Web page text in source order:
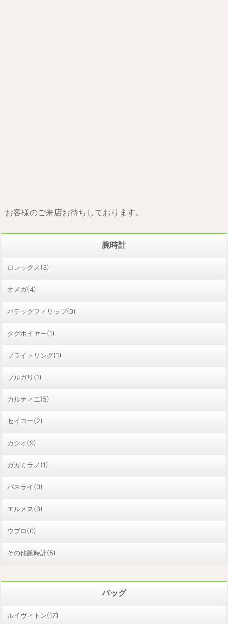
お客様のご来店お待ちしております。
腕時計
ロレックス(3)
オメガ(4)
パテックフィリップ(0)
タグホイヤー(1)
ブライトリング(1)
ブルガリ(1)
カルティエ(5)
セイコー(2)
カシオ(9)
ガガミラノ(1)
パネライ(0)
エルメス(3)
ウブロ(0)
その他腕時計(5)
バッグ
ルイヴィトン(17)